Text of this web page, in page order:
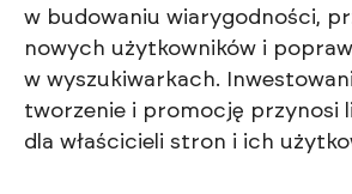
w budowaniu wiarygodności,
nowych użytkowników i
w wyszukiwarkach.
tworzenie i promocję przynosi
dla właścicieli stron i ich